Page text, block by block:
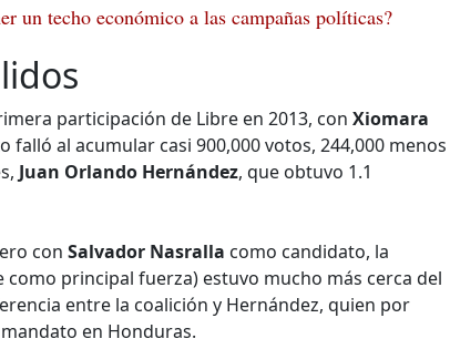
un techo económico a las campañas políticas?
participación de Libre en 2013, con Xiomara
falló al acumular casi 900,000 votos, 244,000 menos
Juan Orlando Hernández, que obtuvo 1.1
con Salvador Nasralla como candidato, la
como principal fuerza) estuvo mucho más cerca del
entre la coalición y Hernández, quien por
en Honduras.